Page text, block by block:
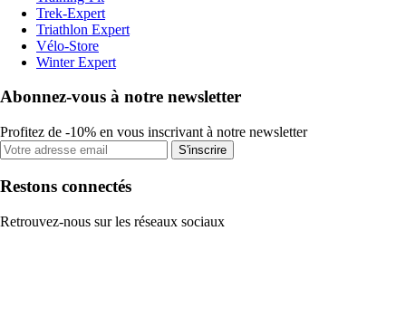
Trek-Expert
Triathlon Expert
Vélo-Store
Winter Expert
Abonnez-vous à notre newsletter
Profitez de -10% en vous inscrivant à notre newsletter
S'inscrire
Restons connectés
Retrouvez-nous sur les réseaux sociaux